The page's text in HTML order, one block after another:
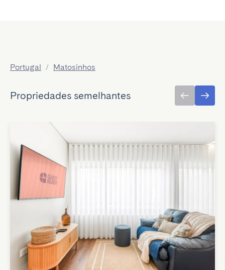
Portugal / Matosinhos
Propriedades semelhantes